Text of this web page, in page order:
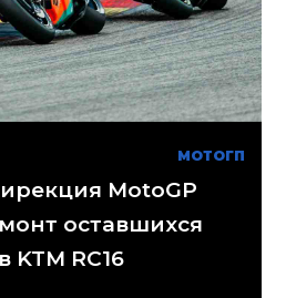
МОТОГП
MotoGP
оставшихся
RC16